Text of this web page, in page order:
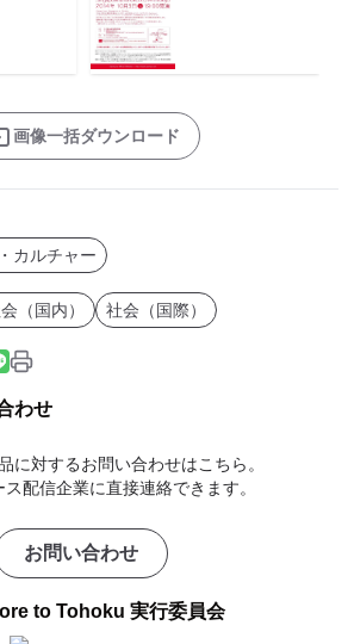
画像一括ダウンロード
カルチャー
（国内） 社会（国際）
わせ
に対するお問い合わせはこちら。
配信企業に直接連絡できます。
お問い合わせ
to Tohoku 実行委員会